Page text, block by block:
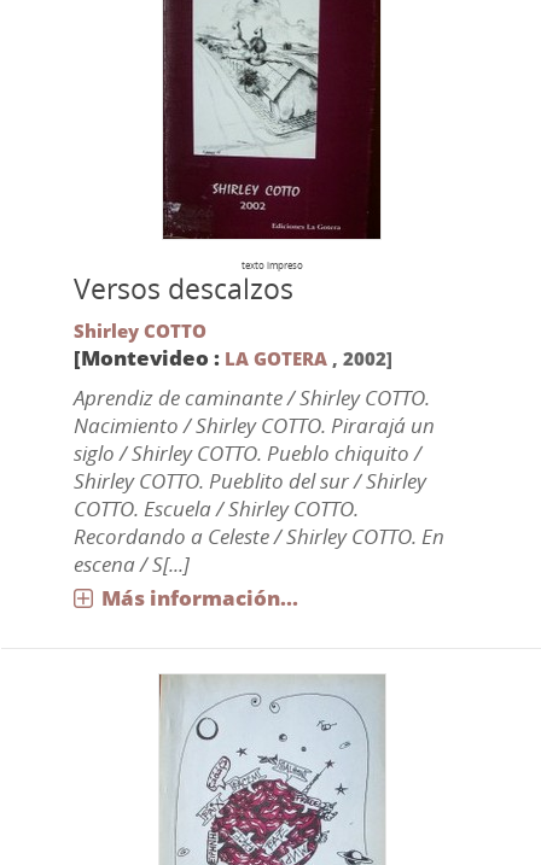
texto impreso
Versos descalzos
Shirley COTTO
[Montevideo : LA GOTERA, 2002]
Aprendiz de caminante / Shirley COTTO.
Nacimiento / Shirley COTTO. Pirarajá un
siglo / Shirley COTTO. Pueblo chiquito /
Shirley COTTO. Pueblito del sur / Shirley
COTTO. Escuela / Shirley COTTO.
Recordando a Celeste / Shirley COTTO. En
escena / S[...]
Más información...